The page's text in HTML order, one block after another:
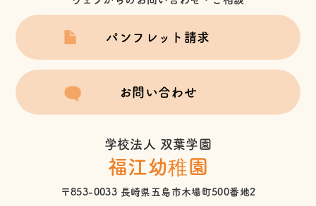
パンフレット請求
お問い合わせ
学校法人 双葉学園
福江幼稚園
〒853-0033 長崎県五島市木場町500番地2